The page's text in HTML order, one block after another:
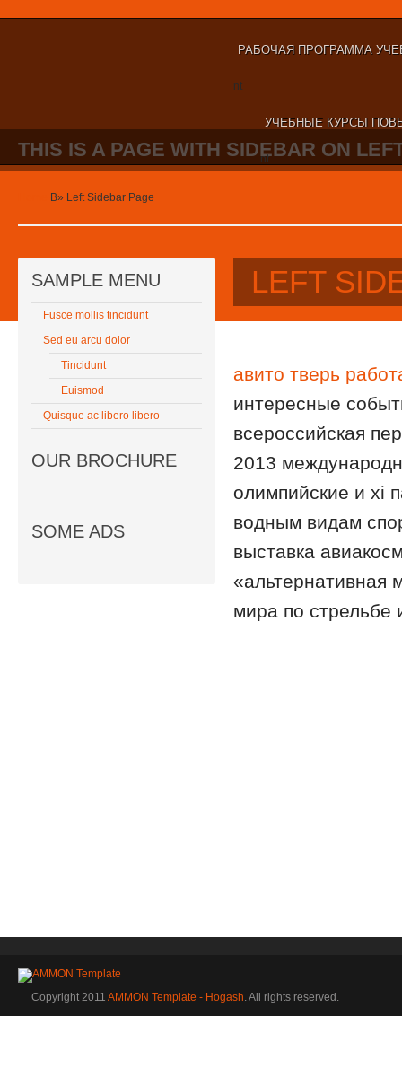
РАБОЧАЯ ПРОГРАММА
nt
УЧЕБНЫЕ КУРСЫ
nt
THIS IS A PAGE WITH SIDEBAR ON
В» Left Sidebar Page
SAMPLE MENU
Fusce mollis tincidunt
Sed eu arcu dolor
Tincidunt
Euismod
Quisque ac libero libero
OUR BROCHURE
SOME ADS
LEFT
авито тверь
интересные
всероссийская
2013
олимпийские и xi
водным видам
выставка
«альтернативная
мира по стрельбе
Copyright 2011 AMMON Template - Hogash. All rights reserved.